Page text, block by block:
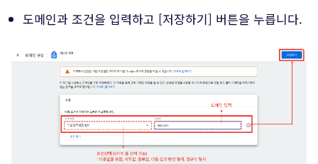
도메인과 조건을 입력하고 [저장하기] 버튼을 누릅니다.